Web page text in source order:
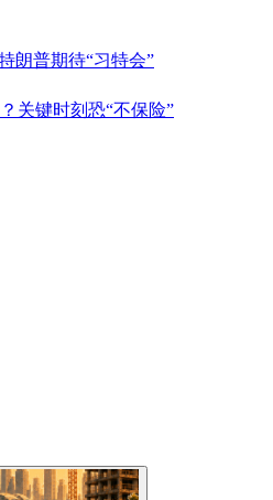
朗普期待“习特会”
关键时刻恐“不保险”